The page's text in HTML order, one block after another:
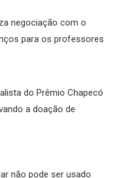
negociação com o
para os professores
do Prêmio Chapecó
a doação de
não pode ser usado